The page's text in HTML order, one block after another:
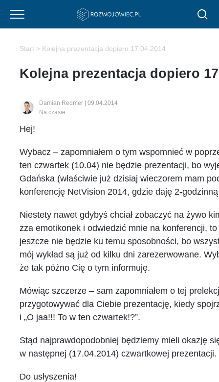
Start > Kolejna prezentacja dopiero 17.04.2014
Kolejna prezentacja dopiero
Damian Redmer | 09.04.2014
Na czasie
Hej!
Wybacz – zapomniałem o tym wspomnieć w
ten czwartek (10.04) nie będzie prezentacji, bo
Gdańska (właściwie już dzisiaj wieczorem mam
konferencję NetVision 2014, gdzie daję 2-
Niestety nawet gdybyś chciał zobaczyć na żywo
zza emotikonek i odwiedzić mnie na konferencji,
jeszcze nie będzie ku temu sposobności, bo
mój wykład są już od kilku dni zarezerwowane.
że tak późno Cię o tym informuję.
Mówiąc szczerze – sam zapomniałem o tej
przygotowywać dla Ciebie prezentację, kiedy
i „O jaa!!! To w ten czwartek!?”.
Stąd najprawdopodobniej będziemy mieli okazję
w następnej (17.04.2014) czwartkowej prezentacji.
Do usłyszenia!